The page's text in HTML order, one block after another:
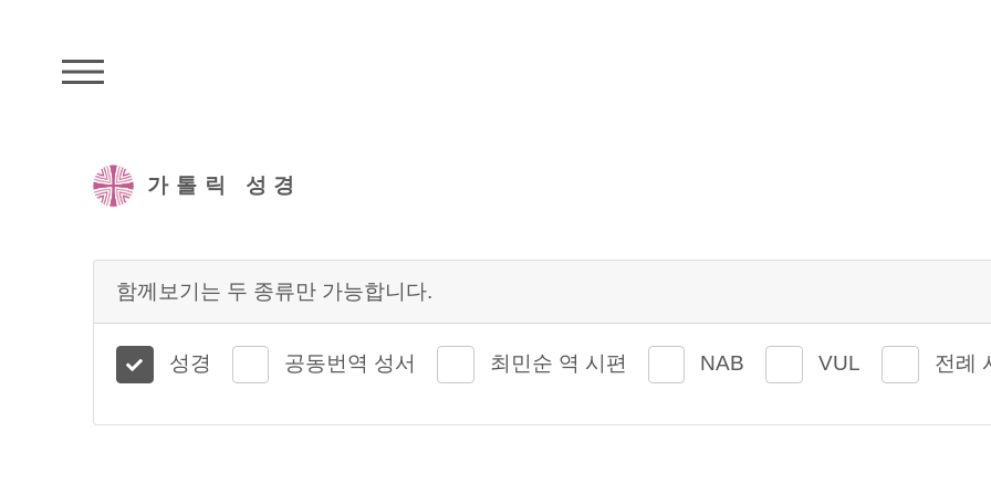
가톨릭 성경
함께보기는 두 종류만 가능합니다.
성경 공동번역 성서 최민순 역 시편 NAB VUL 전례